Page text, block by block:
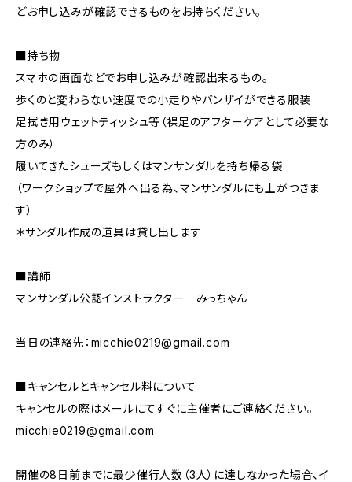
どお申し込みが確認できるものをお持ちください。
■持ち物
スマホの画面などでお申し込みが確認出来るもの。
歩くのと変わらない速度での小走りやバンザイができる服装
足拭き用ウェットティッシュ等（裸足のアフターケアとして必要な
方のみ）
履いてきたシューズもしくはマンサンダルを持ち帰る袋
（ワークショップで屋外へ出る為、マンサンダルにも土がつきま
す）
＊サンダル作成の道具は貸し出します
■講師
マンサンダル公認インストラクター みっちゃん
当日の連絡先： micchie0219@gmail.com
■キャンセルとキャンセル料について
キャンセルの際はメールにてすぐに主催者にご連絡ください。
micchie0219@gmail.com
開催の8日前までに最少催行人数（3人）に達しなかった場合、イ